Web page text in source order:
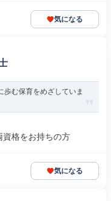
気になる
歩む保育をめざしていま
格をお持ちの方
気になる